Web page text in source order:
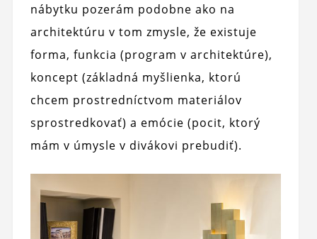
nábytku pozerám podobne ako na
architektúru v tom zmysle, že existuje
forma, funkcia (program v architektúre),
koncept (základná myšlienka, ktorú
chcem prostredníctvom materiálov
sprostredkovať) a emócie (pocit, ktorý
mám v úmysle v divákovi prebudiť).